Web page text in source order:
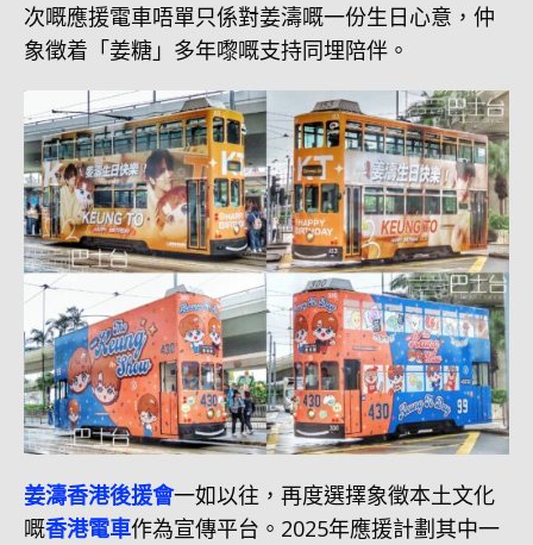
次嘅應援電車唔單只係對姜濤嘅一份生日心意，仲
象徵着「姜糖」多年嚟嘅支持同埋陪伴。
姜濤香港後援會一如以往，再度選擇象徵本土文化
嘅香港電車作為宣傳平台。2025年應援計劃其中一